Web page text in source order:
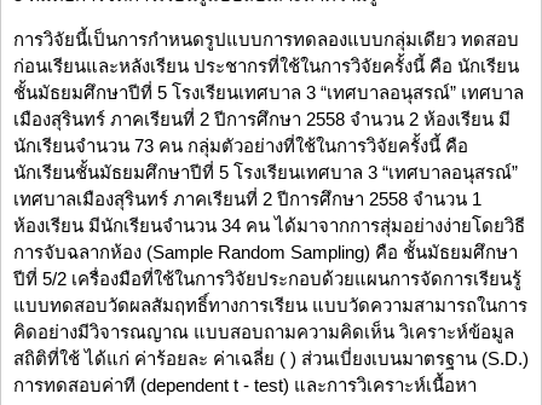
การวิจัยนี้เป็นการกำหนดรูปแบบการทดลองแบบกลุ่มเดียว ทดสอบ
ก่อนเรียนและหลังเรียน ประชากรที่ใช้ในการวิจัยครั้งนี้ คือ นักเรียน
ชั้นมัธยมศึกษาปีที่ 5 โรงเรียนเทศบาล 3 “เทศบาลอนุสรณ์” เทศบาล
เมืองสุรินทร์ ภาคเรียนที่ 2 ปีการศึกษา 2558 จำนวน 2 ห้องเรียน มี
นักเรียนจำนวน 73 คน กลุ่มตัวอย่างที่ใช้ในการวิจัยครั้งนี้ คือ
นักเรียนชั้นมัธยมศึกษาปีที่ 5 โรงเรียนเทศบาล 3 “เทศบาลอนุสรณ์”
เทศบาลเมืองสุรินทร์ ภาคเรียนที่ 2 ปีการศึกษา 2558 จำนวน 1
ห้องเรียน มีนักเรียนจำนวน 34 คน ได้มาจากการสุ่มอย่างง่ายโดยวิธี
การจับฉลากห้อง (Sample Random Sampling) คือ ชั้นมัธยมศึกษา
ปีที่ 5/2 เครื่องมือที่ใช้ในการวิจัยประกอบด้วยแผนการจัดการเรียนรู้
แบบทดสอบวัดผลสัมฤทธิ์ทางการเรียน แบบวัดความสามารถในการ
คิดอย่างมีวิจารณญาณ แบบสอบถามความคิดเห็น วิเคราะห์ข้อมูล
สถิติที่ใช้ ได้แก่ ค่าร้อยละ ค่าเฉลี่ย ( ) ส่วนเบี่ยงเบนมาตรฐาน (S.D.)
การทดสอบค่าที (dependent t - test) และการวิเคราะห์เนื้อหา